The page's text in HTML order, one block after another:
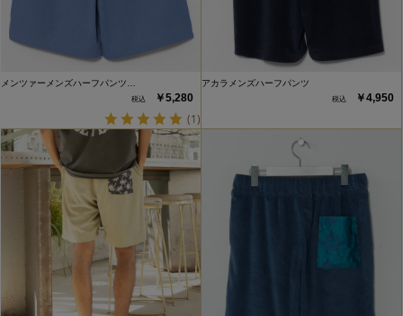
メンツァーメンズハーフパンツ…
￥5,280
(1)
アカラメンズハーフパンツ
￥4,950